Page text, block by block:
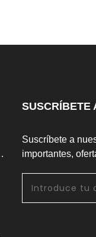
SUSCRÍBETE
Suscríbete a
importantes,